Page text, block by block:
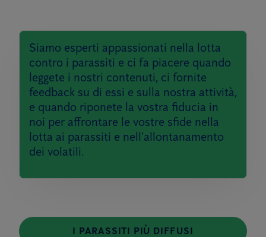
Siamo esperti appassionati nella lotta
contro i parassiti e ci fa piacere quando
leggete i nostri contenuti, ci fornite
feedback su di essi e sulla nostra attività,
e quando riponete la vostra fiducia in
noi per affrontare le vostre sfide nella
lotta ai parassiti e nell'allontanamento
dei volatili.
I PARASSITI PIÙ DIFFUSI